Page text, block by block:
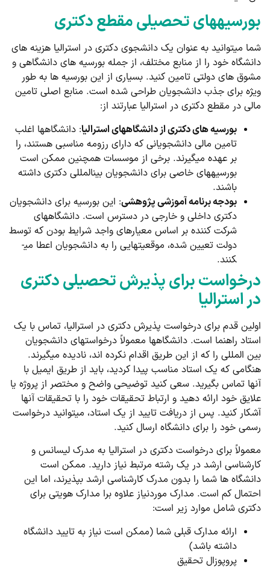
بورسیه­های تحصیلی مقطع دکتری
شما می­توانید به عنوان یک دانشجوی دکتری در استرالیا هزینه­ های
دانشگاه خود را از منابع مختلف، از جمله بورسیه­ های دانشگاهی و
مشوق­ های دولتی تامین کنید. بسیاری از این بورسیه ­ها به طور
ویژه برای جذب دانشجویان طراحی شده است. منابع اصلی تامین
مالی در مقطع دکتری در استرالیا عبارتند از:
بورسیه ­های دکتری از دانشگاه­های استرالیا: دانشگاه­ها اغلب
تامین مالی دانشجویانی که دارای رزومه مناسبی هستند، را
بر عهده می­گیرند. برخی از موسسات همچنین ممکن است
بورسیه­های خاصی برای دانشجویان بین­المللی دکتری داشته
باشند.
بودجه برنامه آموزشی پژوهشی: این بورسیه برای دانشجویان
دکتری داخلی و خارجی در دسترس است. دانشگاه­های
شرکت کننده بر اساس معیارهای واجد شرایط بودن که توسط
دولت تعیین شده، موقعیت­هایی را به دانشجویان اعطا می­
کنند.
درخواست برای پذیرش تحصیلی دکتری
در استرالیا
اولین قدم برای درخواست پذیرش دکتری در استرالیا، تماس با یک
استاد راهنما است. دانشگاه­ها معمولاً درخواست­های دانشجویان
بین ­المللی را که از این طریق اقدام نکرده ­اند، نادیده می­گیرند.
هنگامی که یک استاد مناسب پیدا کردید، باید از طریق ایمیل با
آنها تماس بگیرید. سعی کنید توضیحی واضح و مختصر از پروژه یا
علایق خود ارائه دهید و ارتباط تحقیقات خود را با تحقیقات آنها
آشکار کنید. پس از دریافت تایید از یک استاد، می­توانید درخواست
رسمی خود را برای دانشگاه ارسال کنید.
معمولاً برای درخواست دکتری در استرالیا به مدرک لیسانس و
کارشناسی ارشد در یک رشته مرتبط نیاز دارید. ممکن است
دانشگاه­ ها شما را بدون مدرک کارشناسی ارشد بپذیرند، اما این
احتمال کم است. مدارک موردنیاز علاوه برا مدارک هویتی برای
دکتری شامل موارد زیر است:
ارائه مدارک قبلی شما (ممکن است نیاز به تایید دانشگاه
داشته باشد)
پروپوزال تحقیق